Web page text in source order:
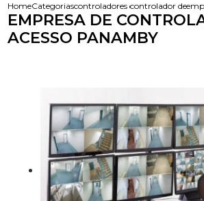
HomeCategoriascontroladores de acesso
controlador de
EMPRESA DE
ACESSO PANAMBY